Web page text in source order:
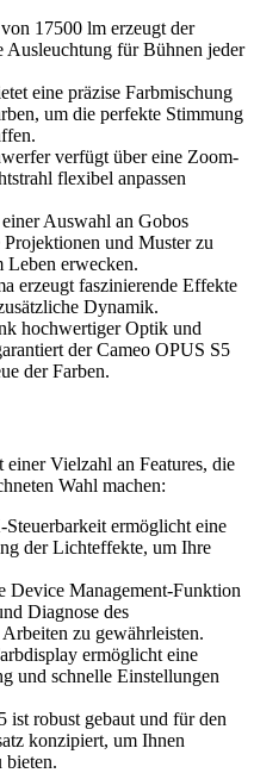
17500 lm erzeugt der
Ausleuchtung für Bühnen jeder
eine präzise Farbmischung
um die perfekte Stimmung
verfügt über eine Zoom-
flexibel anpassen
Auswahl an Gobos
Projektionen und Muster zu
Leben erwecken.
erzeugt faszinierende Effekte
Dynamik.
hochwertiger Optik und
der Cameo OPUS S5
der Farben.
Vielzahl an Features, die
Wahl machen:
ermöglicht eine
der Lichteffekte, um Ihre
Device Management-Funktion
Diagnose des
zu gewährleisten.
ermöglicht eine
und schnelle Einstellungen
ist robust gebaut und für den
konzipiert, um Ihnen
bieten.